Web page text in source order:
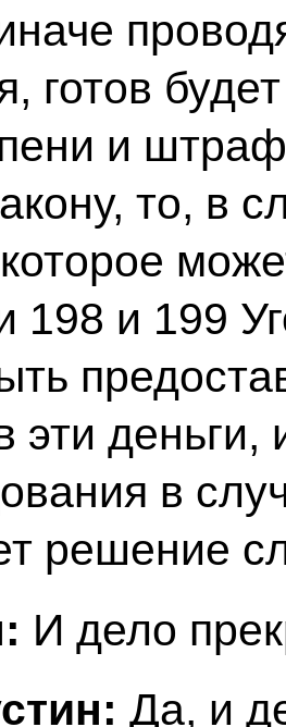
готов
и
то, в
198 и 199
эти деньги,
в
решение
И дело
Да, и